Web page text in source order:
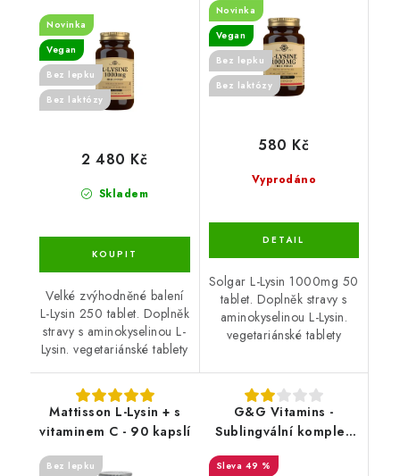
Novinka
Vegan
Bez lepku
Bez laktózy
Skladem
2 480 Kč
Velké zvýhodněné balení
L-Lysin 250 tablet. Doplněk
stravy s aminokyselinou L-
Lysin. vegetariánské tablety
Novinka
Vegan
Bez lepku
Bez laktózy
Vyprodáno
580 Kč
Solgar L-Lysin 1000mg 50
tablet. Doplněk stravy s
aminokyselinou L-Lysin.
vegetariánské tablety
Mattisson L-Lysin + s
vitaminem C - 90 kapslí
Bez lepku
G&G Vitamins -
Sublingvální komplex
prášku - DMS 8.2.2026
49 %